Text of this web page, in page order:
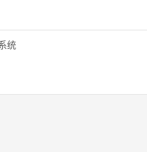
统